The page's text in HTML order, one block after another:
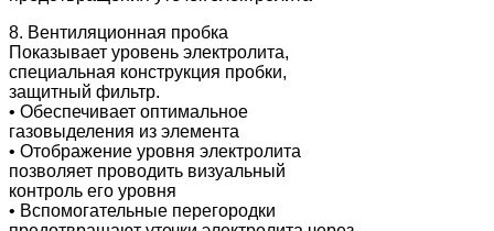
8. Вентиляционная пробка
Показывает уровень электролита,
специальная конструкция пробки,
защитный фильтр.
• Обеспечивает оптимальное
газовыделения из элемента
• Отображение уровня электролита
позволяет проводить визуальный
контроль его уровня
• Вспомогательные перегородки